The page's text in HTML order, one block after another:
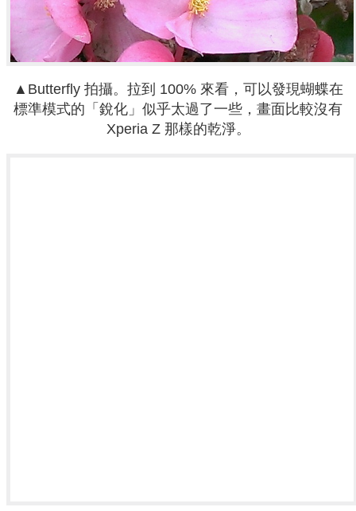
▲ Butterfly 拍攝。 拉到 100% 來看，可以發現蝴蝶在
標準模式的「銳化」似乎太過了一些，畫面比較沒有
Xperia Z 那樣的乾淨。